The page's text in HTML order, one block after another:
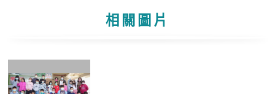
零
中
油
相關圖片